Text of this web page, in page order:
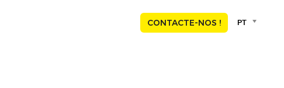
CONTACTE-NOS !
Language
PT